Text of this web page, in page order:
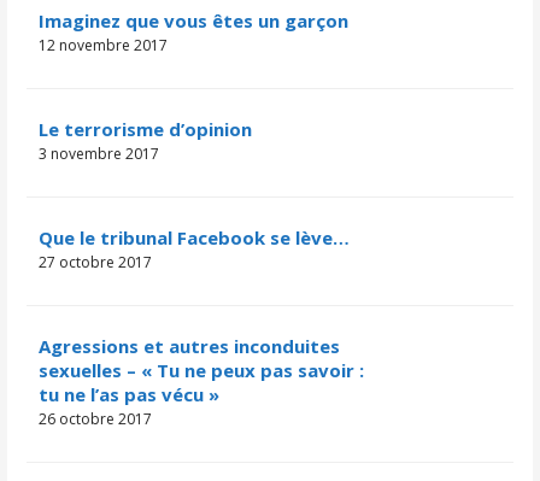
Imaginez que vous êtes un garçon
12 novembre 2017
Le terrorisme d’opinion
3 novembre 2017
Que le tribunal Facebook se lève…
27 octobre 2017
Agressions et autres inconduites
sexuelles – « Tu ne peux pas savoir :
tu ne l’as pas vécu »
26 octobre 2017